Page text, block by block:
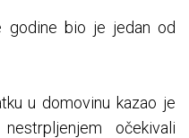
godine bio je jedan od
u domovinu kazao je
očekivali